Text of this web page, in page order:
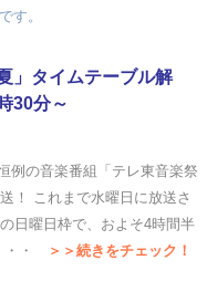
す。
」タイムテーブル解
30分～
例の音楽番組「テレ東音楽祭
！ これまで水曜日に放送さ
日曜日枠で、およそ4時間半
・・
＞＞続きをチェック！